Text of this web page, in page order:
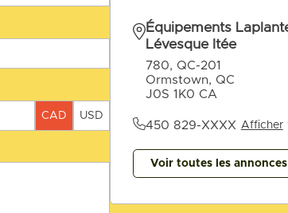
CAD USD
Équipements
Lévesque ltée
780, QC-201
Ormstown, QC
J0S 1K0 CA
450 829-XXXX Afficher
Voir toutes les